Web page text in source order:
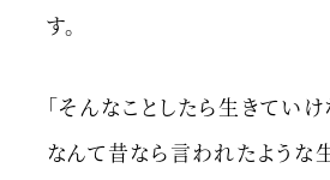
す。
「そんなことしたら生きていけ
なんて昔なら言われたような